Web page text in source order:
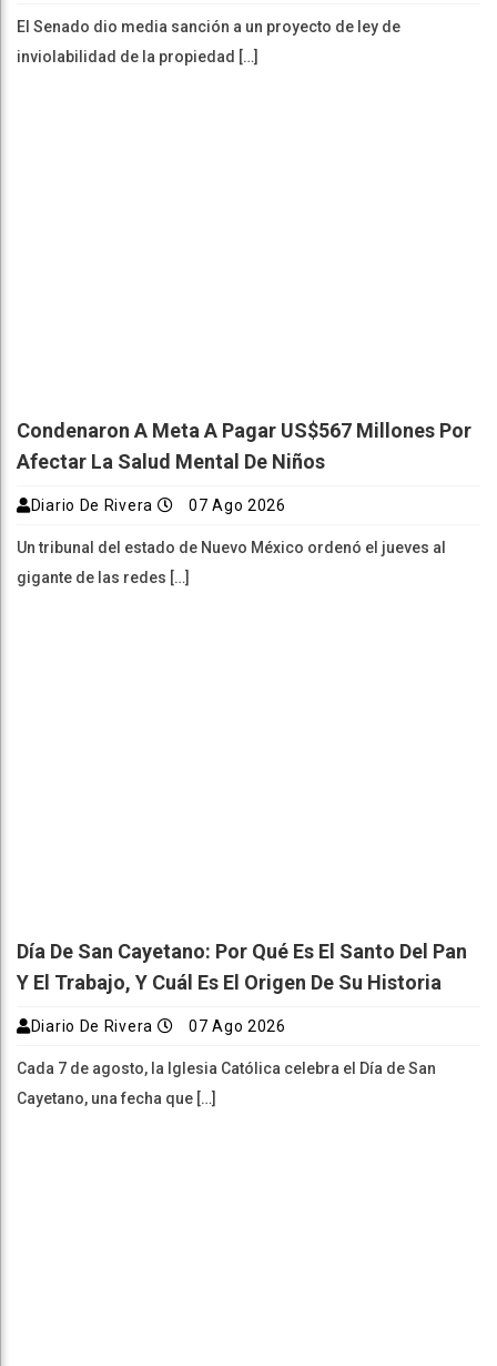
El Senado dio media sanción a un proyecto de ley de
inviolabilidad de la propiedad […]
Condenaron A Meta A Pagar US$567 Millones Por
Afectar La Salud Mental De Niños
Diario De Rivera 07 Ago 2026
Un tribunal del estado de Nuevo México ordenó el jueves al
gigante de las redes […]
Día De San Cayetano: Por Qué Es El Santo Del Pan
Y El Trabajo, Y Cuál Es El Origen De Su Historia
Diario De Rivera 07 Ago 2026
Cada 7 de agosto, la Iglesia Católica celebra el Día de San
Cayetano, una fecha que […]